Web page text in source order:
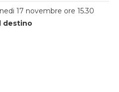
17 novembre ore 15.30
destino